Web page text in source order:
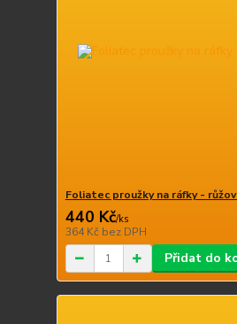
Foliatec proužky na ráfky -
440 Kč/ks
364 Kč bez DPH
Přidat do